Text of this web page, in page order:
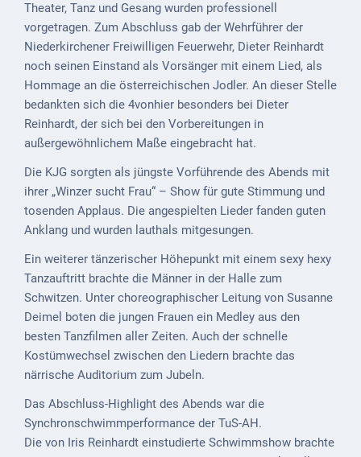
Dienstleister
Vereine &
Institutionen
Kindergarten
Allgemeine
Infos
Elternausschuss
Theater, Tanz und Gesang wurden professionell
vorgetragen. Zum Abschluss gab der Wehrführer der
Niederkirchener Freiwilligen Feuerwehr, Dieter Reinhardt
noch seinen Einstand als Vorsänger mit einem Lied, als
Hommage an die österreichischen Jodler. An dieser Stelle
bedankten sich die 4vonhier besonders bei Dieter
Reinhardt, der sich bei den Vorbereitungen in
außergewöhnlichem Maße eingebracht hat.
Die KJG sorgten als jüngste Vorführende des Abends mit
ihrer „Winzer sucht Frau“ – Show für gute Stimmung und
tosenden Applaus. Die angespielten Lieder fanden guten
Anklang und wurden lauthals mitgesungen.
Ein weiterer tänzerischer Höhepunkt mit einem sexy hexy
Tanzauftritt brachte die Männer in der Halle zum
Schwitzen. Unter choreographischer Leitung von Susanne
Deimel boten die jungen Frauen ein Medley aus den
besten Tanzfilmen aller Zeiten. Auch der schnelle
Kostümwechsel zwischen den Liedern brachte das
närrische Auditorium zum Jubeln.
Das Abschluss-Highlight des Abends war die
Synchronschwimmperformance der TuS-AH.
Die von Iris Reinhardt einstudierte Schwimmshow brachte